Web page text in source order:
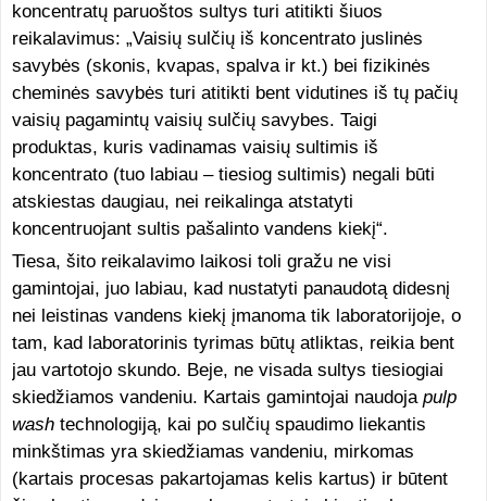
koncentratų paruoštos sultys turi atitikti šiuos
reikalavimus: „Vaisių sulčių iš koncentrato juslinės
savybės (skonis, kvapas, spalva ir kt.) bei fizikinės
cheminės savybės turi atitikti bent vidutines iš tų pačių
vaisių pagamintų vaisių sulčių savybes. Taigi
produktas, kuris vadinamas vaisių sultimis iš
koncentrato (tuo labiau – tiesiog sultimis) negali būti
atskiestas daugiau, nei reikalinga atstatyti
koncentruojant sultis pašalinto vandens kiekį“.
Tiesa, šito reikalavimo laikosi toli gražu ne visi
gamintojai, juo labiau, kad nustatyti panaudotą didesnį
nei leistinas vandens kiekį įmanoma tik laboratorijoje, o
tam, kad laboratorinis tyrimas būtų atliktas, reikia bent
jau vartotojo skundo. Beje, ne visada sultys tiesiogiai
skiedžiamos vandeniu. Kartais gamintojai naudoja pulp
washtechnologiją, kai po sulčių spaudimo liekantis
minkštimas yra skiedžiamas vandeniu, mirkomas
(kartais procesas pakartojamas kelis kartus) ir būtent